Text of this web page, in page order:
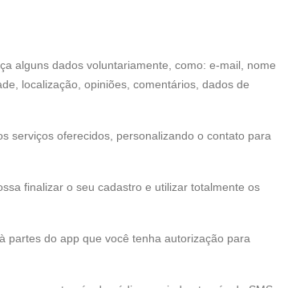
alguns dados voluntariamente, como: e-mail, nome
localização, opiniões, comentários, dados de
serviços oferecidos, personalizando o contato para
finalizar o seu cadastro e utilizar totalmente os
partes do app que você tenha autorização para